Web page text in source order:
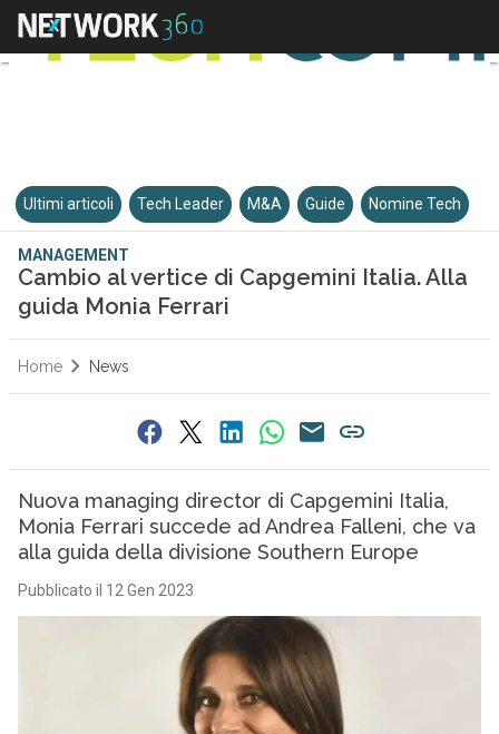
Ultimi articoli Tech Leader M&A Guide Nomine Tech
MANAGEMENT
Cambio al vertice di Capgemini Italia. Alla
guida Monia Ferrari
Home News
Nuova managing director di Capgemini Italia,
Monia Ferrari succede ad Andrea Falleni, che va
alla guida della divisione Southern Europe
Pubblicato il 12 Gen 2023